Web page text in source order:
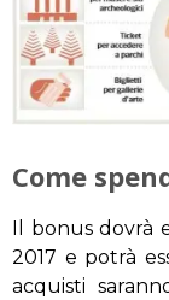
Come
Il bonus dovrà
2017 e potrà
acquisti